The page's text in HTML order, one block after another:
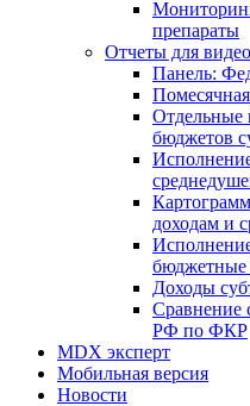
препараты
Отчеты для
Панель:
Отдельные
бюджетов
доходам и
бюджетные
Доходы
Сравнение
РФ по ФКР
MDX эксперт
Мобильная версия
Новости